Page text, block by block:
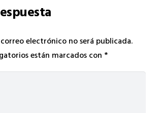
electrónico no será publicada.
están marcados con*